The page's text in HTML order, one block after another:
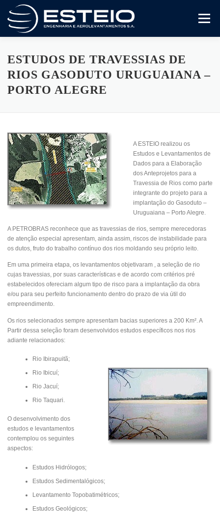
para
conteúdo
Menu
A Empresa Serviços Artigos E Trabalhos
Certificado ISO 9001 Variedades
ESTUDOS DE TRAVESSIAS DE
RIOS GASODUTO URUGUAIANA –
PORTO ALEGRE
A ESTEIO realizou os
Estudos e Levantamentos de
Dados para a Elaboração
dos Anteprojetos para a
Travessia de Rios como parte
integrante do projeto para a
implantação do Gasoduto –
Uruguaiana – Porto Alegre.
A PETROBRAS reconhece que as travessias de rios, sempre merecedoras
de atenção especial apresentam, ainda assim, riscos de instabilidade para
os dutos, fruto do trabalho contínuo dos rios moldando seu próprio leito.
Em uma primeira etapa, os levantamentos objetivaram , a seleção de rio
cujas travessias, por suas características e de acordo com critérios pré
estabelecidos ofereciam algum tipo de risco para a implantação da obra
e/ou para seu perfeito funcionamento dentro do prazo de via útil do
empreendimento.
Os rios selecionados sempre apresentam bacias superiores a 200 Km². A
Partir dessa seleção foram desenvolvidos estudos específicos nos rios
adiante relacionados:
Rio Ibirapuitã;
Rio Ibicuí;
Rio Jacuí;
Rio Taquari.
O desenvolvimento dos
estudos e levantamentos
contemplou os seguintes
aspectos:
Estudos Hidrólogos;
Estudos Sedimentalógicos;
Levantamento Topobatimétricos;
Estudos Geológicos;